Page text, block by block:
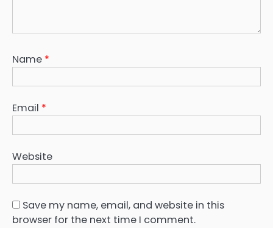
Name *
Email *
Website
Save my name, email, and website in this
browser for the next time I comment.